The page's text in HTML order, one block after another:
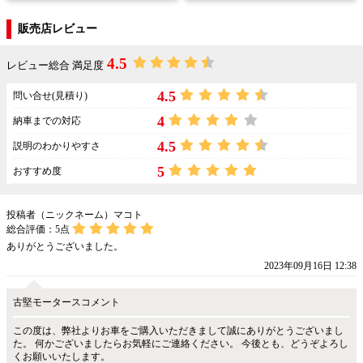
販売店レビュー
レビュー総合 満足度 4.5
問い合せ(見積り) 4.5
納車までの対応 4
説明のわかりやすさ 4.5
おすすめ度 5
投稿者（ニックネーム）マコト
総合評価： 5点
ありがとうございました。
2023年09月16日 12:38
古堅モータースコメント
この度は、弊社よりお車をご購入いただきまして誠にありがとうございまし
た。 何かございましたらお気軽にご連絡ください。 今後とも、どうぞよろし
くお願いいたします。